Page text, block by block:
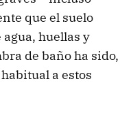
que el suelo
huellas y
de baño ha sido,
a estos